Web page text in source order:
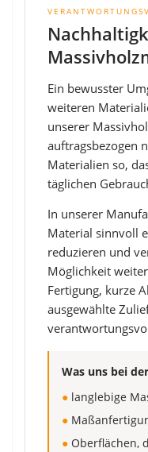
Ein bewusster
weiteren
unserer
auftragsbezogen
Materialien so,
täglichen
In unserer
Material sinnvoll
reduzieren und
Möglichkeit
Fertigung, kurze
ausgewählte
Was uns bei
● langlebige
●
● Oberflächen,